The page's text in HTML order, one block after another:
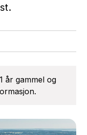
år gammel og